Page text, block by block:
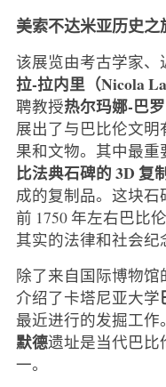
美索不达米亚历史之
该展览由考古学家
拉-拉内里（Nicola
聘教授热尔玛娜-巴
展出了与巴比伦文
果和文物。其中最重
比法典石碑的 3D 复
成的复制品。这块
前 1750 年左右巴比
其实的法律和社会纪
除了来自国际博物
介绍了卡塔尼亚大学
最近进行的发掘工
默德遗址是当代巴比
一。